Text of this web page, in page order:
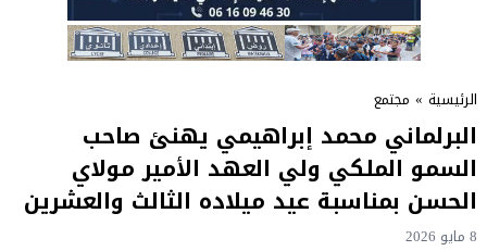
الرئيسية » مجتمع
البرلماني محمد إبراهيمي يهنئ صاحب
السمو الملكي ولي العهد الأمير مولاي
الحسن بمناسبة عيد ميلاده الثالث والعشرين
8 مايو 2026